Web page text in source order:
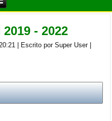
- 2022
Escrito por Super User|